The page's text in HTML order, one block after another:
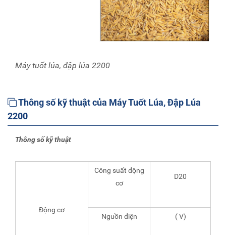
Máy tuốt lúa, đập lúa 2200
Thông số kỹ thuật của Máy Tuốt Lúa, Đập Lúa
2200
Thông số kỹ thuật
Động cơ
Công suất động
cơ
D20
Nguồn điện ( V)